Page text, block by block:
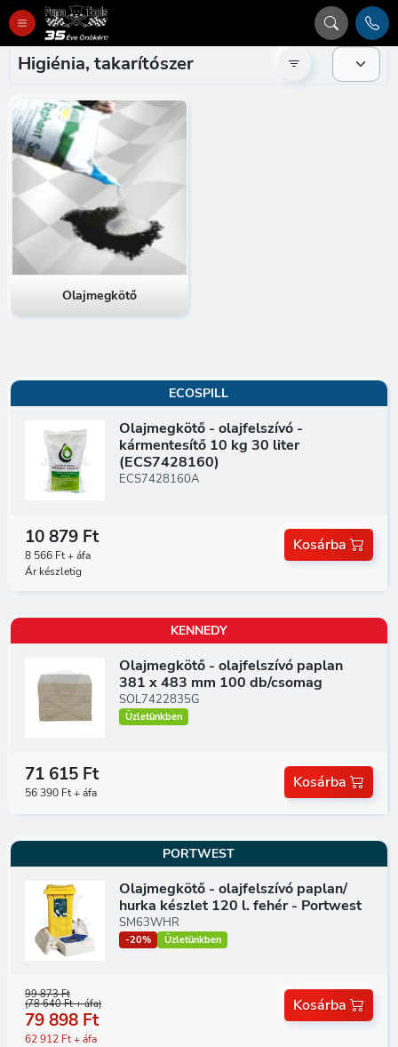
Higiénia, takarítószer
Olajmegkötő
ECOSPILL
Olajmegkötő - olajfelszívó -
kármentesítő 10 kg 30 liter
(ECS7428160)
ECS7428160A
10 879 Ft
8 566 Ft + áfa
Ár készletig
Kosárba
KENNEDY
Olajmegkötő - olajfelszívó paplan
381 x 483 mm 100 db/csomag
SOL7422835G
Üzletünkben
71 615 Ft
56 390 Ft + áfa
Kosárba
PORTWEST
Olajmegkötő - olajfelszívó paplan/
hurka készlet 120 l. fehér - Portwest
SM63WHR
-20% Üzletünkben
99 873 Ft
(78 640 Ft + áfa)
79 898 Ft
62 912 Ft + áfa
Kosárba